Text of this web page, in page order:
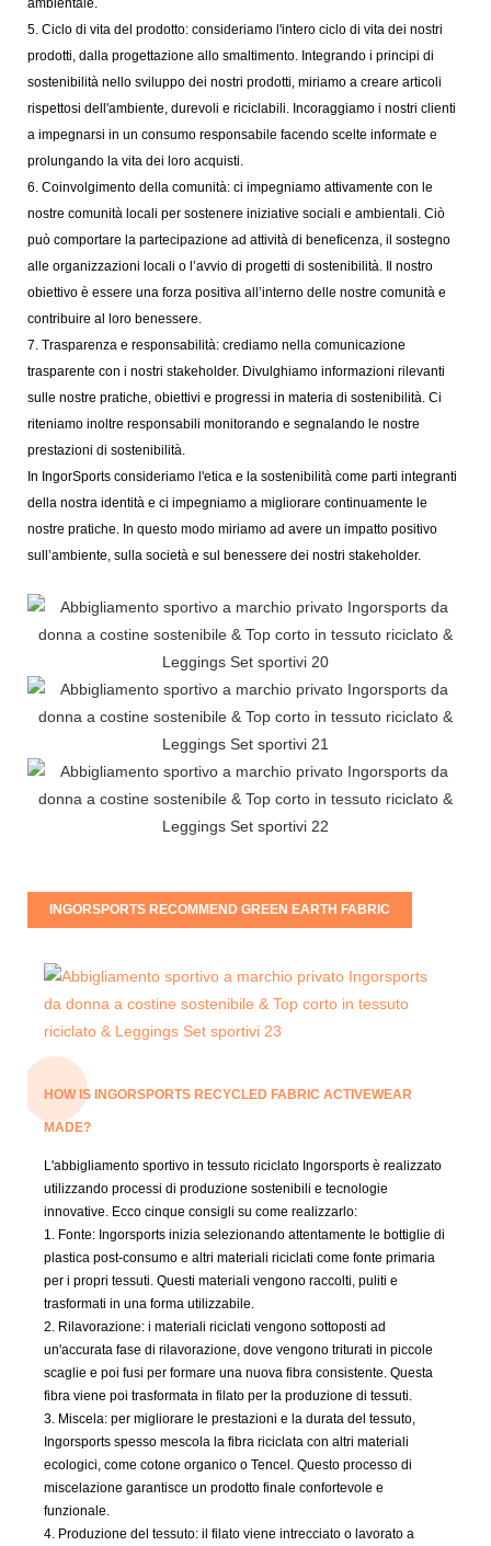
ambientale.
5. Ciclo di vita del prodotto: consideriamo l'intero ciclo di vita dei nostri
prodotti, dalla progettazione allo smaltimento. Integrando i principi di
sostenibilità nello sviluppo dei nostri prodotti, miriamo a creare articoli
rispettosi dell'ambiente, durevoli e riciclabili. Incoraggiamo i nostri clienti
a impegnarsi in un consumo responsabile facendo scelte informate e
prolungando la vita dei loro acquisti.
6. Coinvolgimento della comunità: ci impegniamo attivamente con le
nostre comunità locali per sostenere iniziative sociali e ambientali. Ciò
può comportare la partecipazione ad attività di beneficenza, il sostegno
alle organizzazioni locali o l’avvio di progetti di sostenibilità. Il nostro
obiettivo è essere una forza positiva all’interno delle nostre comunità e
contribuire al loro benessere.
7. Trasparenza e responsabilità: crediamo nella comunicazione
trasparente con i nostri stakeholder. Divulghiamo informazioni rilevanti
sulle nostre pratiche, obiettivi e progressi in materia di sostenibilità. Ci
riteniamo inoltre responsabili monitorando e segnalando le nostre
prestazioni di sostenibilità.
In IngorSports consideriamo l'etica e la sostenibilità come parti integranti
della nostra identità e ci impegniamo a migliorare continuamente le
nostre pratiche. In questo modo miriamo ad avere un impatto positivo
sull’ambiente, sulla società e sul benessere dei nostri stakeholder.
INGORSPORTS RECOMMEND GREEN EARTH FABRIC
HOW IS INGORSPORTS RECYCLED FABRIC ACTIVEWEAR
MADE?
L'abbigliamento sportivo in tessuto riciclato Ingorsports è realizzato
utilizzando processi di produzione sostenibili e tecnologie
innovative. Ecco cinque consigli su come realizzarlo:
1. Fonte: Ingorsports inizia selezionando attentamente le bottiglie di
plastica post-consumo e altri materiali riciclati come fonte primaria
per i propri tessuti. Questi materiali vengono raccolti, puliti e
trasformati in una forma utilizzabile.
2. Rilavorazione: i materiali riciclati vengono sottoposti ad
un'accurata fase di rilavorazione, dove vengono triturati in piccole
scaglie e poi fusi per formare una nuova fibra consistente. Questa
fibra viene poi trasformata in filato per la produzione di tessuti.
3. Miscela: per migliorare le prestazioni e la durata del tessuto,
Ingorsports spesso mescola la fibra riciclata con altri materiali
ecologici, come cotone organico o Tencel. Questo processo di
miscelazione garantisce un prodotto finale confortevole e
funzionale.
4. Produzione del tessuto: il filato viene intrecciato o lavorato a